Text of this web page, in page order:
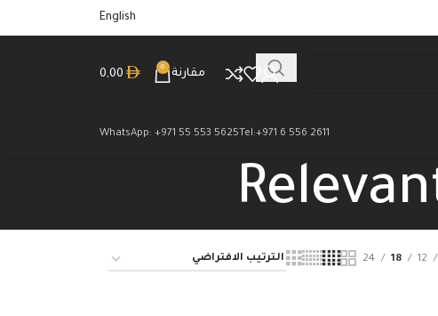
English
مقارنة
0
0,00
Tel:+971 6 556 2611
WhatsApp: +971 55 553 5625
12
18
24